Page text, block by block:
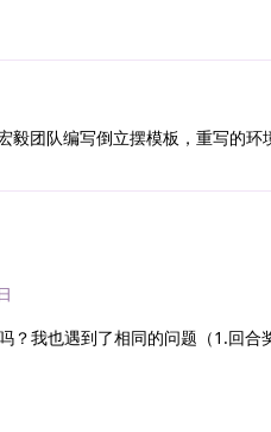
毅团队编写倒立摆模板，重写的
？我也遇到了相同的问题（1.回合